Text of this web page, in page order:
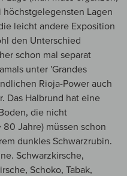
Lagen
leicht andere Exposition
den Unterschied
schon mal separat
unter 'Grandes
Rioja-Power auch
Das Halbrund hat eine
die nicht
Jahre) müssen schon
dunkles Schwarzrubin.
Schwarzkirsche,
Schoko, Tabak,